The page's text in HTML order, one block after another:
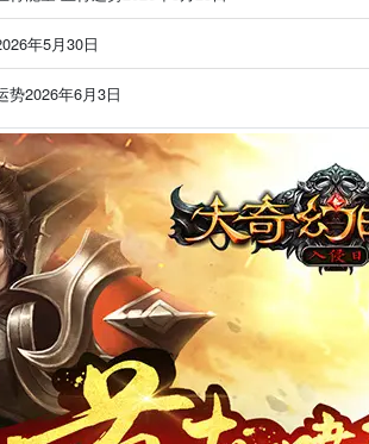
年5月30日
势2026年6月3日